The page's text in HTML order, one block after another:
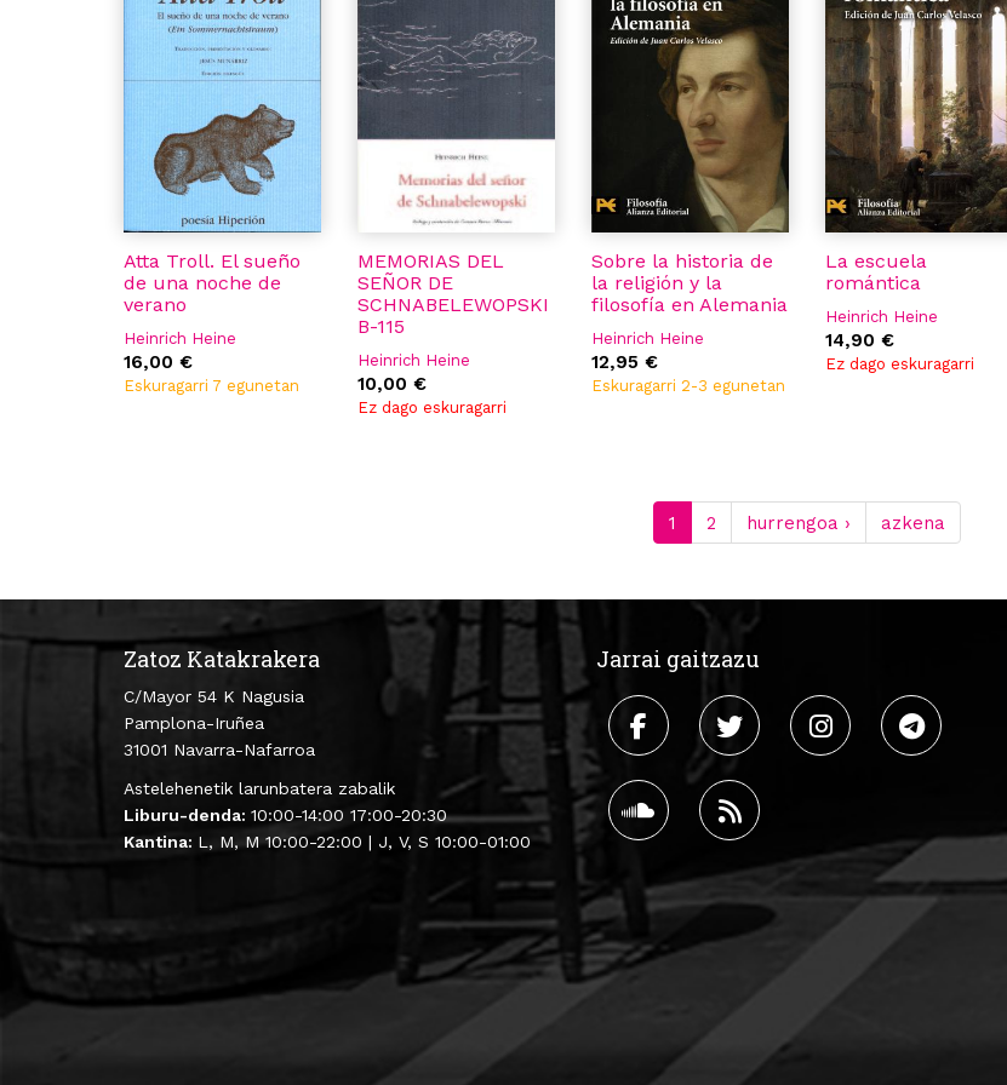
Atta Troll. El sueño
de una noche de
verano
Heinrich Heine
16,00 €
Eskuragarri 7 egunetan
MEMORIAS DEL
SEÑOR DE
SCHNABELEWOPSKI
B-115
Heinrich Heine
10,00 €
Ez dago eskuragarri
Sobre la historia de
la religión y la
filosofía en Alemania
Heinrich Heine
12,95 €
Eskuragarri 2-3 egunetan
La escuela
romántica
Heinrich Heine
14,90 €
Ez dago eskuragarri
1 2 hurrengoa › azkena
Zatoz Katakrakera
C/Mayor 54 K Nagusia
Pamplona-Iruñea
31001 Navarra-Nafarroa
Astelehenetik larunbatera zabalik
Liburu-denda: 10:00-14:00 17:00-20:30
Kantina: L, M, M 10:00-22:00 | J, V, S 10:00-01:00
Jarrai gaitzazu